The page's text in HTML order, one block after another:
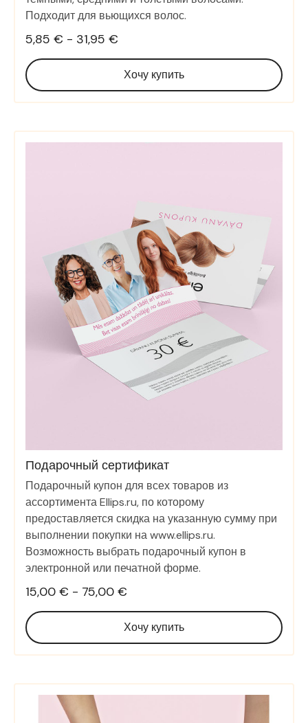
Подходит для вьющихся волос.
5,85 € - 31,95 €
Хочу купить
Подарочный сертификат
Подарочный купон для всех товаров из
ассортимента Ellips.ru, по которому
предоставляется скидка на указанную сумму при
выполнении покупки на www.ellips.ru.
Возможность выбрать подарочный купон в
электронной или печатной форме.
15,00 € - 75,00 €
Хочу купить